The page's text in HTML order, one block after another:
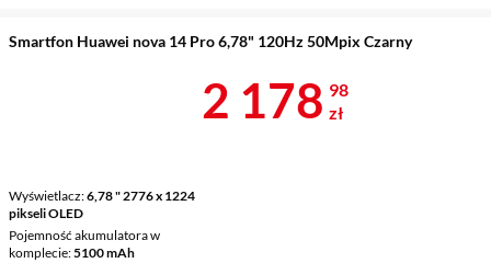
Smartfon Huawei nova 14 Pro 6,78" 120Hz 50Mpix Czarny
Wyświetlacz 6,78 " 2776 x 1224
pikseli OLED
Pojemność akumulatora w
komplecie 5100 mAh
Cena 2
2 178 98
zł